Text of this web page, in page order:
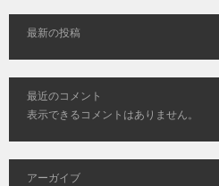
最新の投稿
最近のコメント
表示できるコメントはありません。
アーガイブ